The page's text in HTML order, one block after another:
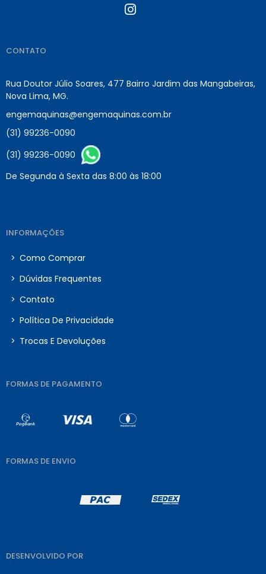
CONTATO
Rua Doutor Júlio Soares, 477 Bairro Jardim das Mangabeiras,
Nova Lima, MG.
engemaquinas@engemaquinas.com.br
(31) 99236-0090
(31) 99236-0090
De Segunda à Sexta das 8:00 às 18:00
INFORMAÇÕES
> Como Comprar
> Dúvidas Frequentes
> Contato
> Política De Privacidade
> Trocas E Devoluções
FORMAS DE PAGAMENTO
FORMAS DE ENVIO
DESENVOLVIDO POR